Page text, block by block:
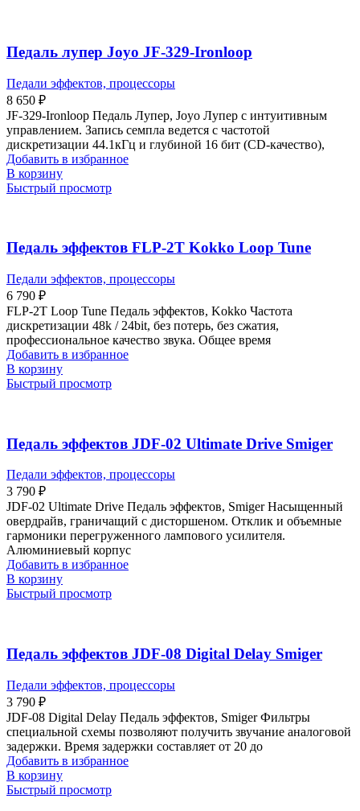
Педаль лупер Joyo JF-329-Ironloop
Педали эффектов, процессоры
8 650 ₽
JF-329-Ironloop Педаль Лупер, Joyo Лупер с интуитивным
управлением. Запись семпла ведется с частотой
дискретизации 44.1кГц и глубиной 16 бит (CD-качество),
Добавить в избранное
В корзину
Быстрый просмотр
Педаль эффектов FLP-2T Kokko Loop Tune
Педали эффектов, процессоры
6 790 ₽
FLP-2T Loop Tune Педаль эффектов, Kokko Частота
дискретизации 48k / 24bit, без потерь, без сжатия,
профессиональное качество звука. Общее время
Добавить в избранное
В корзину
Быстрый просмотр
Педаль эффектов JDF-02 Ultimate Drive Smiger
Педали эффектов, процессоры
3 790 ₽
JDF-02 Ultimate Drive Педаль эффектов, Smiger Насыщенный
овердрайв, граничащий с дисторшеном. Отклик и объемные
гармоники перегруженного лампового усилителя.
Алюминиевый корпус
Добавить в избранное
В корзину
Быстрый просмотр
Педаль эффектов JDF-08 Digital Delay Smiger
Педали эффектов, процессоры
3 790 ₽
JDF-08 Digital Delay Педаль эффектов, Smiger Фильтры
специальной схемы позволяют получить звучание аналоговой
задержки. Время задержки составляет от 20 до
Добавить в избранное
В корзину
Быстрый просмотр